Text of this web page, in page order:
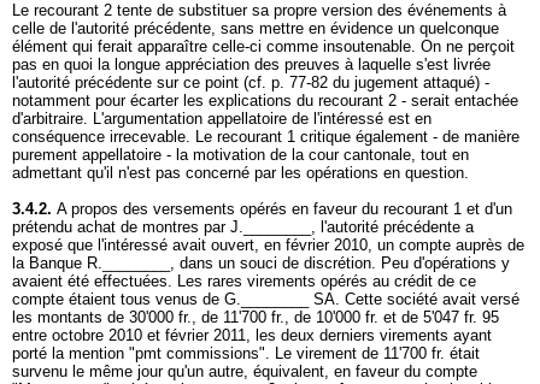
Le recourant 2 tente de substituer sa propre version des événements à
celle de l'autorité précédente, sans mettre en évidence un quelconque
élément qui ferait apparaître celle-ci comme insoutenable. On ne perçoit
pas en quoi la longue appréciation des preuves à laquelle s'est livrée
l'autorité précédente sur ce point (cf. p. 77-82 du jugement attaqué) -
notamment pour écarter les explications du recourant 2 - serait entachée
d'arbitraire. L'argumentation appellatoire de l'intéressé est en
conséquence irrecevable. Le recourant 1 critique également - de manière
purement appellatoire - la motivation de la cour cantonale, tout en
admettant qu'il n'est pas concerné par les opérations en question.
3.4.2. A propos des versements opérés en faveur du recourant 1 et d'un
prétendu achat de montres par J.________, l'autorité précédente a
exposé que l'intéressé avait ouvert, en février 2010, un compte auprès de
la Banque R.________, dans un souci de discrétion. Peu d'opérations y
avaient été effectuées. Les rares virements opérés au crédit de ce
compte étaient tous venus de G.________ SA. Cette société avait versé
les montants de 30'000 fr., de 11'700 fr., de 10'000 fr. et de 5'047 fr. 95
entre octobre 2010 et février 2011, les deux derniers virements ayant
porté la mention "pmt commissions". Le virement de 11'700 fr. était
survenu le même jour qu'un autre, équivalent, en faveur du compte